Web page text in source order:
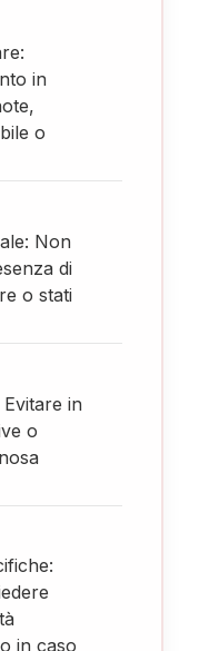
in
o
Non
di
o stati
in
o
in caso